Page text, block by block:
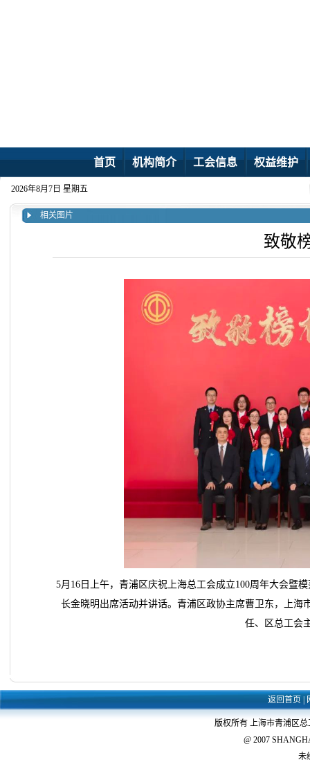
首页 机构简介 工会信息 权益维护
2026年8月7日 星期五
相关图片
致敬
5月16日上午，青浦区庆祝上海总工会成立100周年大会暨
长金晓明出席活动并讲话。青浦区政协主席曹卫东，上
任、区总工会
返回首页
版权所有 上海市青浦区
@ 2007
未